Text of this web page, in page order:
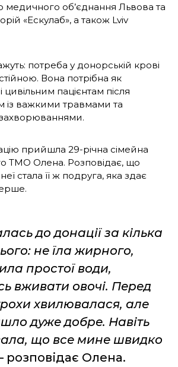
медичного об’єднання Львова та
«Ескулаб», а також Lviv
потреба у донорській крові
Вона потрібна як
цивільним пацієнтам після
із важкими травмами та
прийшла 29-річна сімейна
ТМО Олена. Розповідає, що
стала її ж подруга, яка здає
до донації за кілька
не їла жирного,
простої води,
вживати овочі. Перед
хвилювалася, але
дуже добре. Навіть
що все мине швидко
розповідає Олена.